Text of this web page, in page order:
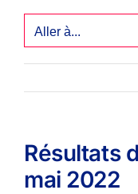
Aller à...
Résultats
mai 2022